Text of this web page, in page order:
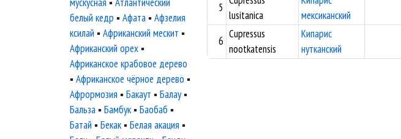
5
lusitanica
мексиканский
6
Cupressus
nootkatensis
Кипарис
нутканский
белый кедр ▪Афата ▪Афзелия
ксилай ▪Африканский мескит ▪
Африканский орех ▪
Африканское крабовое дерево
▪Африканское чёрное дерево ▪
Афрормозия ▪Бакаут ▪Балау▪
Бальза ▪Бамбук ▪Баобаб ▪
Батай ▪Бекак ▪Белая акация ▪